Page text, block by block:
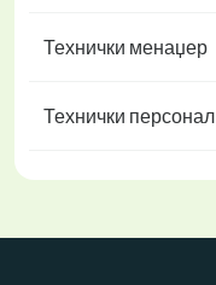
Технички менаџер
Технички персонал